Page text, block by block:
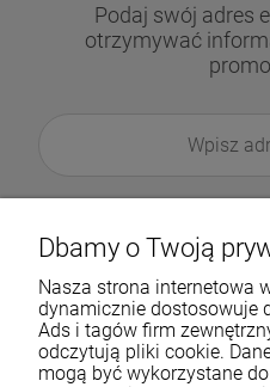
Podaj swój adres
otrzymywać
Dbamy o Twoją
Nasza strona internetowa
dynamicznie dostosowuje
Ads i tagów firm
odczytują pliki cookie.
mogą być wykorzystane